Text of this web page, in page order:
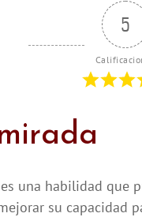
5
es una habilidad que
su capacidad